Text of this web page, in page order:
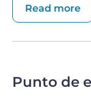
cada bodega y
Toscana.
Read more
Punto de